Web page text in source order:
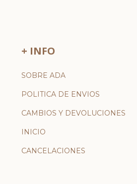
+ INFO
SOBRE ADA
POLITICA DE ENVIOS
CAMBIOS Y DEVOLUCIONES
INICIO
CANCELACIONES